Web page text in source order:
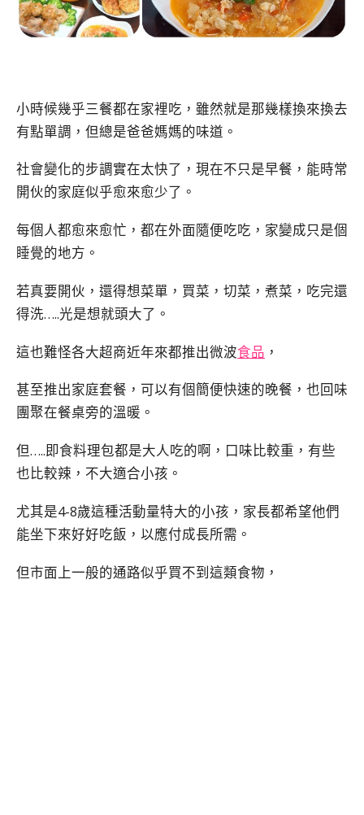
小時候幾乎三餐都在家裡吃，雖然就是那幾樣換來換去
有點單調，但總是爸爸媽媽的味道。
社會變化的步調實在太快了，現在不只是早餐，能時常
開伙的家庭似乎愈來愈少了。
每個人都愈來愈忙，都在外面隨便吃吃，家變成只是個
睡覺的地方。
若真要開伙，還得想菜單，買菜，切菜，煮菜，吃完還
得洗…..光是想就頭大了。
這也難怪各大超商近年來都推出微波食品 ，
甚至推出家庭套餐，可以有個簡便快速的晚餐，也回味
團聚在餐桌旁的溫暖。
但…..即食料理包都是大人吃的啊，口味比較重，有些
也比較辣，不大適合小孩。
尤其是4-8歲這種活動量特大的小孩，家長都希望他們
能坐下來好好吃飯，以應付成長所需。
但市面上一般的通路似乎買不到這類食物，